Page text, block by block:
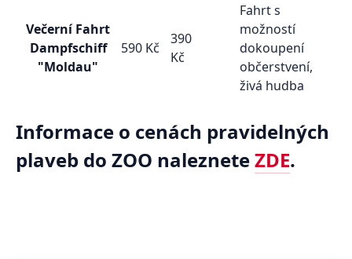
Večerní Fahrt
Dampfschiff
"Moldau"
590 Kč
390
Kč
Fahrt s
možností
dokoupení
občerstvení,
živá hudba
Informace o cenách pravidelných
plaveb do ZOO nalezneteZDE.